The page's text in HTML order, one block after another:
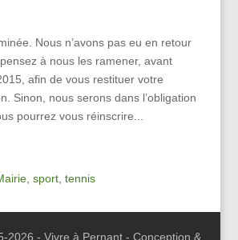
Nous n’avons pas eu en retour
à nous les ramener, avant
afin de vous restituer votre
Sinon, nous serons dans l’obligation
pourrez vous réinscrire...
, sport, tennis
2026 - Vivre à Pernant - Conception &